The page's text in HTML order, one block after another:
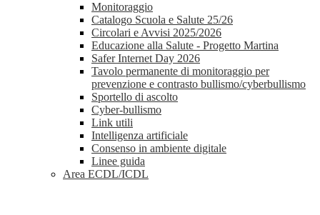
Monitoraggio
Catalogo Scuola e Salute 25/26
Circolari e Avvisi 2025/2026
Educazione alla Salute - Progetto Martina
Safer Internet Day 2026
Tavolo permanente di monitoraggio per
prevenzione e contrasto bullismo/cyberbullismo
Sportello di ascolto
Cyber-bullismo
Link utili
Intelligenza artificiale
Consenso in ambiente digitale
Linee guida
Area ECDL/ICDL